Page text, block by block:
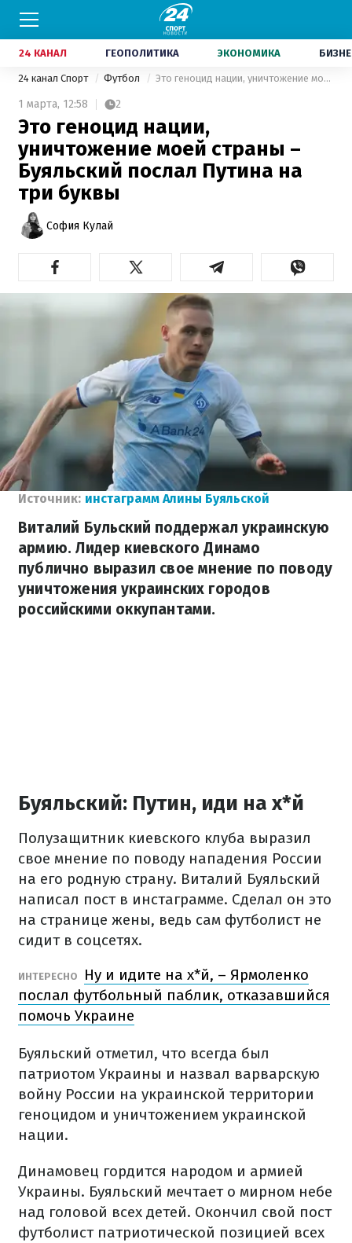
24 КАНАЛ ГЕОПОЛИТИКА ЭКОНОМИКА
24 канал Спорт Футбол Это геноцид нации, уничтожение моей страны – Буяльский послал Путина на три буквы
1 марта, 12:58 2
Это геноцид нации,
уничтожение моей страны –
Буяльский послал Путина на
три буквы
София Кулай
Источник: инстаграмм Алины Буяльской
Виталий Бульский поддержал украинскую
армию. Лидер киевского Динамо
публично выразил свое мнение по поводу
уничтожения украинских городов
российскими оккупантами.
Буяльский: Путин, иди на х*й
Полузащитник киевского клуба выразил
свое мнение по поводу нападения России
на его родную страну. Виталий Буяльский
написал пост в инстаграмме. Сделал он это
на странице жены, ведь сам футболист не
сидит в соцсетях.
ИНТЕРЕСНО
Ну и идите на х*й, – Ярмоленко
послал футбольный паблик, отказавшийся
помочь Украине
Буяльский отметил, что всегда был
патриотом Украины и назвал варварскую
войну России на украинской территории
геноцидом и уничтожением украинской
нации.
Динамовец гордится народом и армией
Украины. Буяльский мечтает о мирном небе
над головой всех детей. Окончил свой пост
футболист патриотической позицией всех